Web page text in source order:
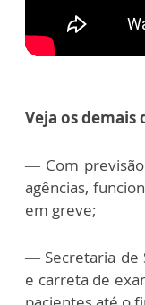
Veja os demais
— Com
agências,
em greve;
— Secretaria de
e carreta de